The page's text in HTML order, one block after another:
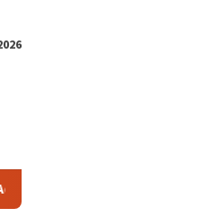
Pastikan Transparan dan